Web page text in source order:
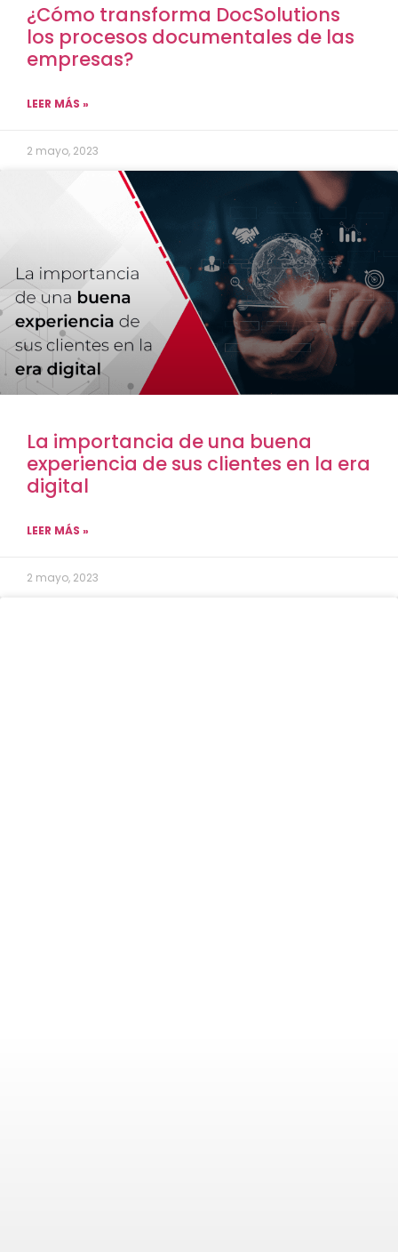
¿Cómo transforma DocSolutions
los procesos documentales de las
empresas?
LEER MÁS »
2 mayo, 2023
La importancia de una buena
experiencia de sus clientes en la era
digital
LEER MÁS »
2 mayo, 2023